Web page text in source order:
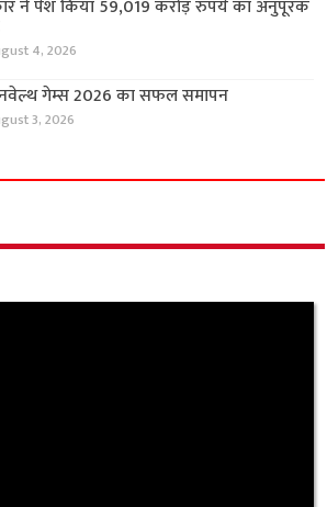
ने पेश किया 59,019 करोड़ रुपये का अनुपूरक
4, 2026
गेम्स 2026 का सफल समापन
3, 2026